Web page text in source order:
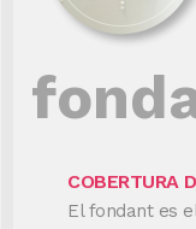
COBERTURA
El fondant es